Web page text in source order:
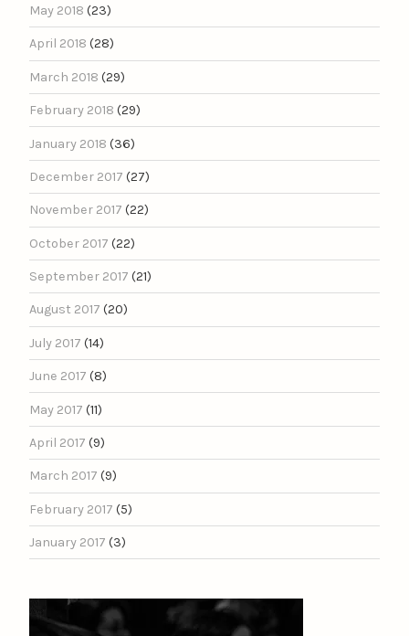
May 2018 (23)
April 2018 (28)
March 2018 (29)
February 2018 (29)
January 2018 (36)
December 2017 (27)
November 2017 (22)
October 2017 (22)
September 2017 (21)
August 2017 (20)
July 2017 (14)
June 2017 (8)
May 2017 (11)
April 2017 (9)
March 2017 (9)
February 2017 (5)
January 2017 (3)